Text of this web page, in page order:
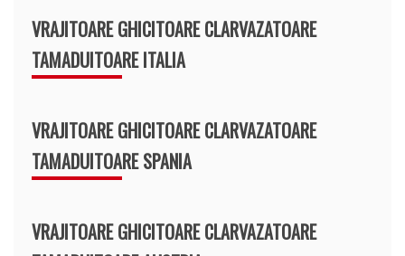
VRAJITOARE GHICITOARE CLARVAZATOARE
TAMADUITOARE ITALIA
VRAJITOARE GHICITOARE CLARVAZATOARE
TAMADUITOARE SPANIA
VRAJITOARE GHICITOARE CLARVAZATOARE